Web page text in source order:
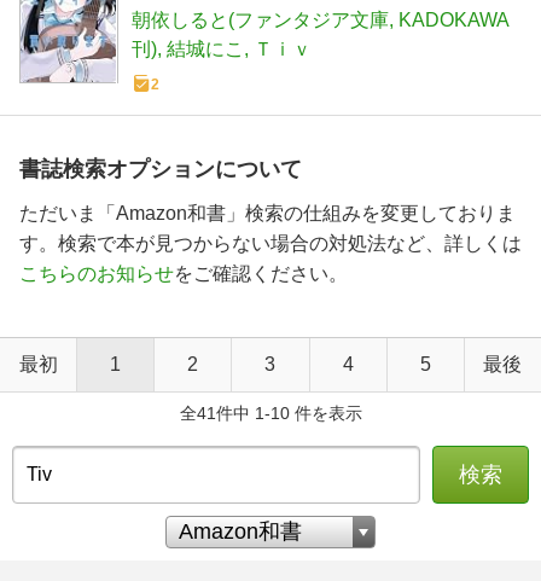
朝依しると(ファンタジア文庫 KADOKAWA
刊) 結城にこ Ｔｉｖ
2
書誌検索オプションについて
ただいま「Amazon和書」検索の仕組みを変更しておりま
す。検索で本が見つからない場合の対処法など、詳しくは
こちらのお知らせをご確認ください。
最初 1 2 3 4 5 最後
全41件中 1-10 件を表示
検索